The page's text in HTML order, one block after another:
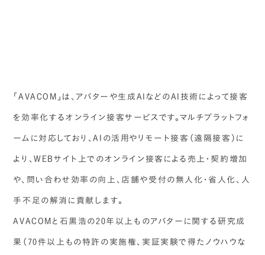
「AVACOM」は、アバターや生成AIなどのAI技術によって接客
を効率化するオンライン接客サービスです。マルチプラットフォ
ームに対応しており、AIの活用やリモート接客（遠隔接客）に
より、WEBサイト上でのオンライン接客による売上・契約増加
や、問い合わせ効率の向上、店舗や受付の無人化・省人化、人
手不足の解消に貢献します。
AVACOMと石黒浩の20年以上ものアバターに関する研究成
果（70件以上もの特許の実施権、実証実験で得たノウハウな